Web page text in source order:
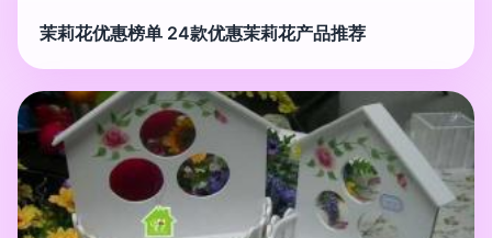
茉莉花优惠榜单 24款优惠茉莉花产品推荐